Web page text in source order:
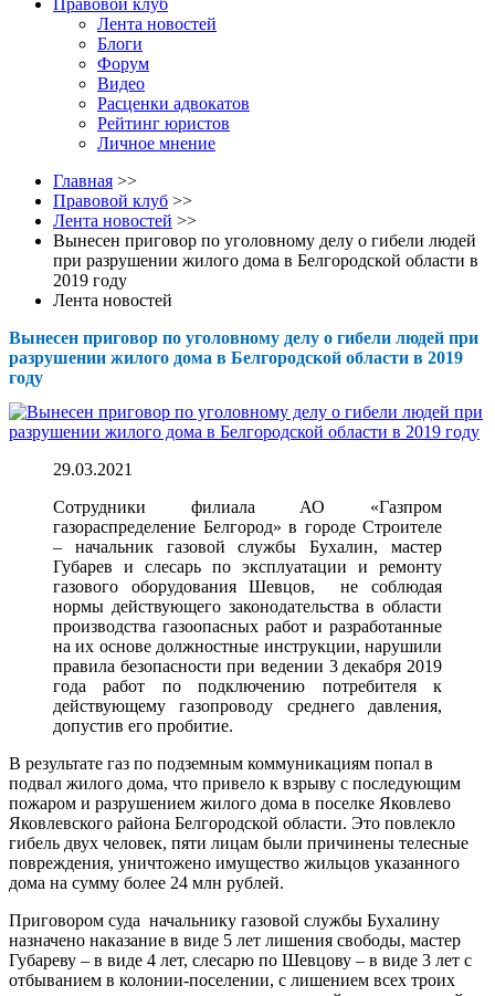
Правовой клуб
Лента новостей
Блоги
Форум
Видео
Расценки адвокатов
Рейтинг юристов
Личное мнение
Главная >>
Правовой клуб >>
Лента новостей >>
Вынесен приговор по уголовному делу о гибели людей
при разрушении жилого дома в Белгородской области в
2019 году
Лента новостей
Вынесен приговор по уголовному делу о гибели людей при
разрушении жилого дома в Белгородской области в 2019
году
29.03.2021
Сотрудники филиала АО «Газпром
газораспределение Белгород» в городе Строителе
– начальник газовой службы Бухалин, мастер
Губарев и слесарь по эксплуатации и ремонту
газового оборудования Шевцов, не соблюдая
нормы действующего законодательства в области
производства газоопасных работ и разработанные
на их основе должностные инструкции, нарушили
правила безопасности при ведении 3 декабря 2019
года работ по подключению потребителя к
действующему газопроводу среднего давления,
допустив его пробитие.
В результате газ по подземным коммуникациям попал в
подвал жилого дома, что привело к взрыву с последующим
пожаром и разрушением жилого дома в поселке Яковлево
Яковлевского района Белгородской области. Это повлекло
гибель двух человек, пяти лицам были причинены телесные
повреждения, уничтожено имущество жильцов указанного
дома на сумму более 24 млн рублей.
Приговором суда начальнику газовой службы Бухалину
назначено наказание в виде 5 лет лишения свободы, мастер
Губареву – в виде 4 лет, слесарю по Шевцову – в виде 3 лет с
отбыванием в колонии-поселении, с лишением всех троих